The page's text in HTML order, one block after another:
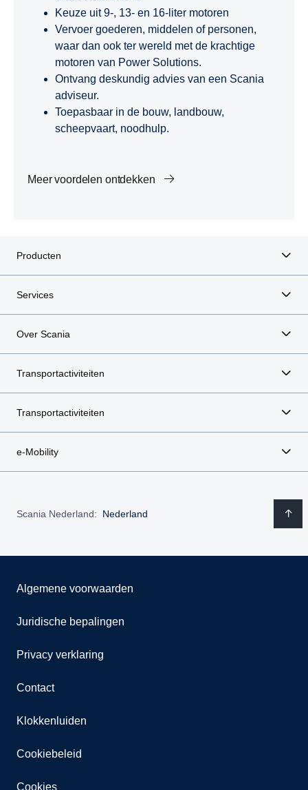
Keuze uit 9-, 13- en 16-liter motoren
Vervoer goederen, middelen of personen,
waar dan ook ter wereld met de krachtige
motoren van Power Solutions.
Ontvang deskundig advies van een Scania
adviseur.
Toepasbaar in de bouw, landbouw,
scheepvaart, noodhulp.
Meer voordelen ontdekken
Producten
Services
Over Scania
Transportactiviteiten
Transportactiviteiten
e-Mobility
Scania Nederland: Nederland
Algemene voorwaarden
Juridische bepalingen
Privacy verklaring
Contact
Klokkenluiden
Cookiebeleid
Cookies